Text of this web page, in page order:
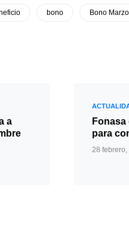
bono Bono
a
para
28 febrero,